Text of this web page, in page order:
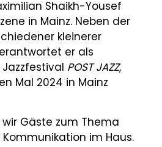
Shaikh-Yousef
in Mainz. Neben der
kleinerer
er als
POST JAZZ,
Mal 2024 in Mainz
Gäste zum Thema
im Haus.